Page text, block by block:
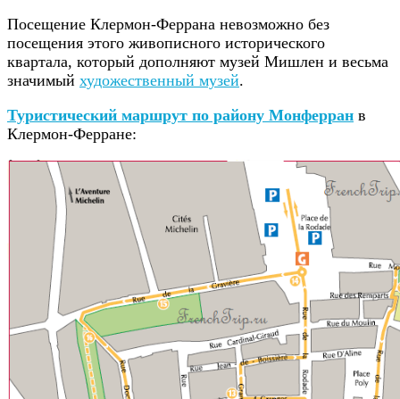
Посещение Клермон-Феррана невозможно без
посещения этого живописного исторического
квартала, который дополняют музей Мишлен и весьма
значимый художественный музей.
Туристический маршрут по району Монферран в
Клермон-Ферране: